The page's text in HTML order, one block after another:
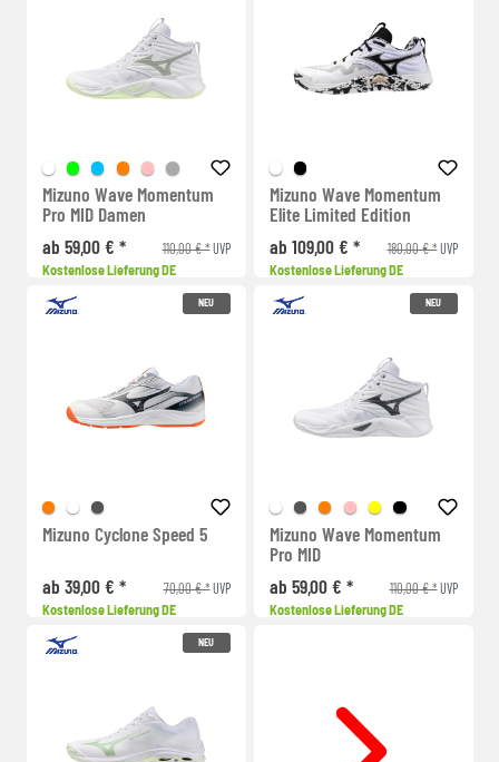
Mizuno Wave Momentum
Pro MID Damen
ab 59,00 € *
110,00 € *UVP
Kostenlose Lieferung DE
Mizuno Wave Momentum
Elite Limited Edition
ab 109,00 € *
180,00 € *UVP
Kostenlose Lieferung DE
NEU
Mizuno Cyclone Speed 5
ab 39,00 € * 70,00 € *UVP
Kostenlose Lieferung DE
NEU
Mizuno Wave Momentum
Pro MID
ab 59,00 € *
110,00 € *UVP
Kostenlose Lieferung DE
NEU